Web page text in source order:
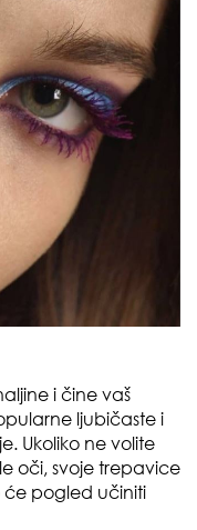
i čine vaš
ljubičaste i
Ukoliko ne volite
oči, svoje trepavice
će pogled učiniti